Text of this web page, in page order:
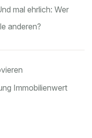
mal ehrlich: Wer
anderen?
Immobilienwert